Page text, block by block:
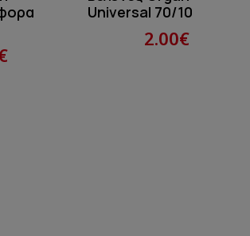
Universal 70/10
2.00€